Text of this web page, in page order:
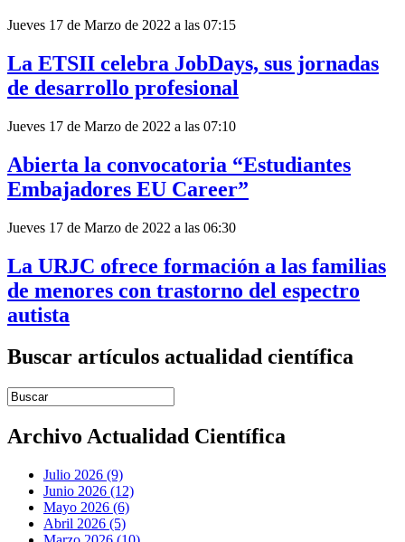
Jueves 17 de Marzo de 2022 a las 07:15
La ETSII celebra JobDays, sus jornadas
de desarrollo profesional
Jueves 17 de Marzo de 2022 a las 07:10
Abierta la convocatoria “Estudiantes
Embajadores EU Career”
Jueves 17 de Marzo de 2022 a las 06:30
La URJC ofrece formación a las familias
de menores con trastorno del espectro
autista
Buscar artículos actualidad científica
Introduce términos de búsqueda
Archivo Actualidad Científica
Julio 2026 (9)
Junio 2026 (12)
Mayo 2026 (6)
Abril 2026 (5)